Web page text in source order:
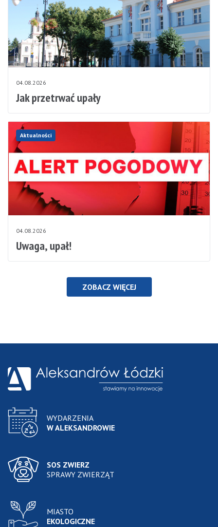
04.08.2026
Jak przetrwać upały
Aktualności
04.08.2026
Uwaga, upał!
ZOBACZ WIĘCEJ
WYDARZENIA
W ALEKSANDROWIE
SOS ZWIERZ
SPRAWY ZWIERZĄT
MIASTO
EKOLOGICZNE